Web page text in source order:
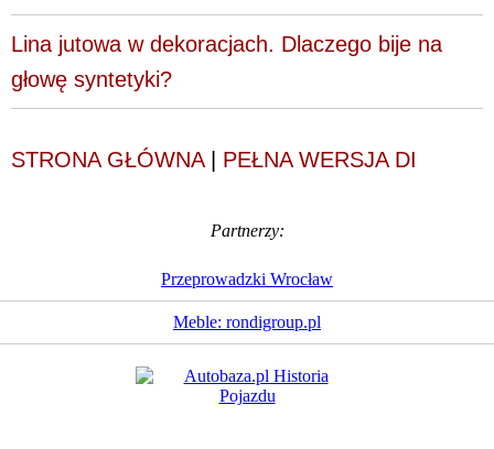
Lina jutowa w dekoracjach. Dlaczego bije na
głowę syntetyki?
STRONA GŁÓWNA| PEŁNA WERSJA DI
Partnerzy:
Przeprowadzki Wrocław
Meble: rondigroup.pl